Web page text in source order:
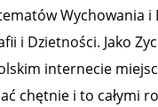
Wychowania i
i Dzietności. Jako
internecie
chętnie i to całymi